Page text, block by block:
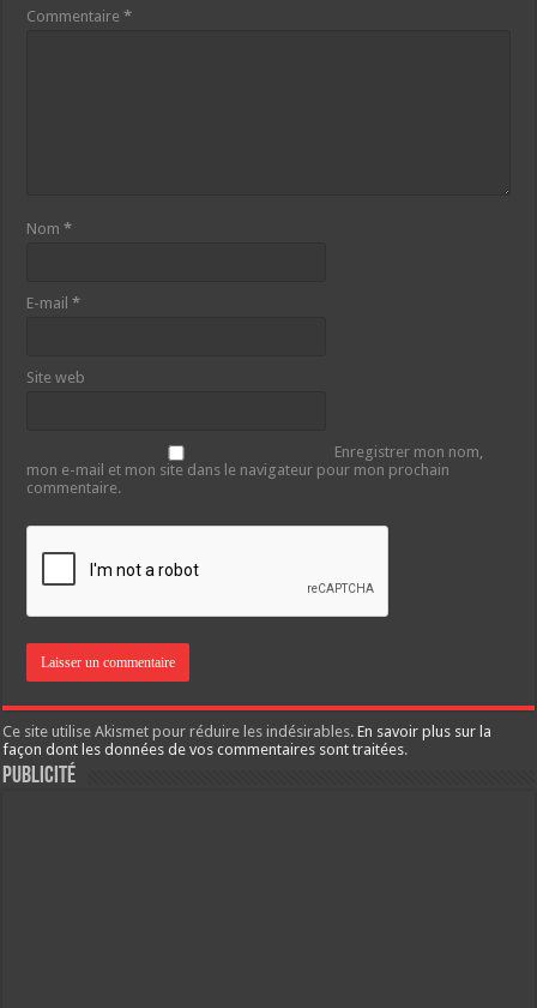
Commentaire*
Nom*
E-mail*
Site web
Enregistrer mon nom,
mon e-mail et mon site dans le navigateur pour mon prochain
commentaire.
Ce site utilise Akismet pour réduire les indésirables.En savoir plus sur la
façon dont les données de vos commentaires sont traitées.
Publicité